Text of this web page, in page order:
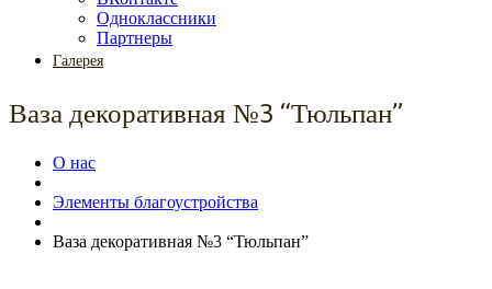
Одноклассники
Партнеры
Галерея
Ваза декоративная №3 “Тюльпан”
О нас
Элементы благоустройства
Ваза декоративная №3 “Тюльпан”